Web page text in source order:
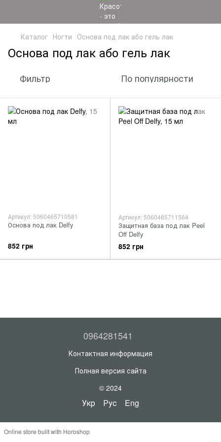
Каталог Ногти Основа под лак або гель лак
Основа под лак або гель лак
Фильтр По популярности
Артикул: 5060465710581
Основа под лак Delfy
852 грн
Артикул: 5060465711564
Защитная база под лак Peel
Off Delfy
852 грн
0964281541
Контактная информация
Полная версия сайта
© 2024
Укр Рус Eng
Online store built with Horoshop